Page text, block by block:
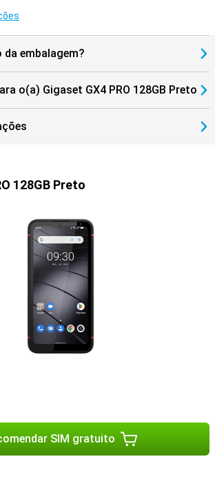
da embalagem?
o(a) Gigaset GX4 PRO 128GB Preto
128GB Preto
SIM gratuito